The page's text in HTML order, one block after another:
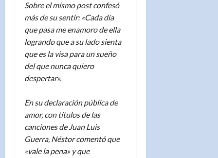
Sobre el mismo post confesó
más de su sentir: «Cada día
que pasa me enamoro de ella
logrando que a su lado sienta
que es la visa para un sueño
del que nunca quiero
despertar».
En su declaración pública de
amor, con títulos de las
canciones de Juan Luis
Guerra, Néstor comentó que
«vale la pena» y que